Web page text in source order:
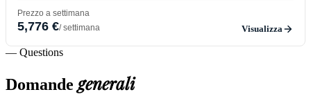
Prezzo a settimana
5,776 €/ settimana Visualizza
— Questions
Domandegenerali